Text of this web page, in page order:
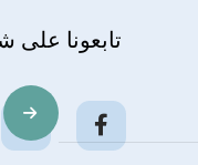
تابعونا على